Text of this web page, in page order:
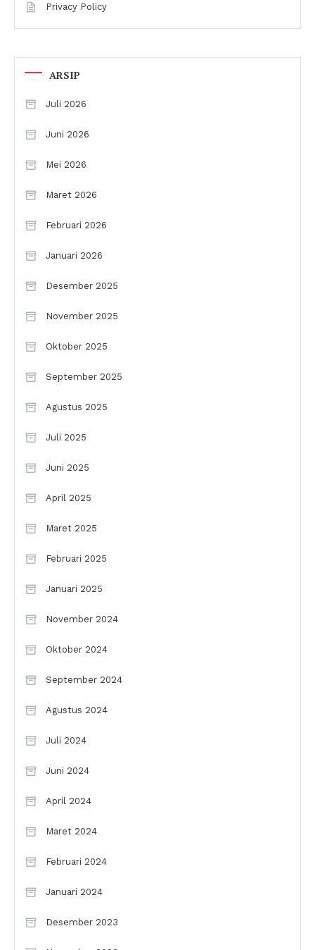
Privacy Policy
ARSIP
Juli 2026
Juni 2026
Mei 2026
Maret 2026
Februari 2026
Januari 2026
Desember 2025
November 2025
Oktober 2025
September 2025
Agustus 2025
Juli 2025
Juni 2025
April 2025
Maret 2025
Februari 2025
Januari 2025
November 2024
Oktober 2024
September 2024
Agustus 2024
Juli 2024
Juni 2024
April 2024
Maret 2024
Februari 2024
Januari 2024
Desember 2023